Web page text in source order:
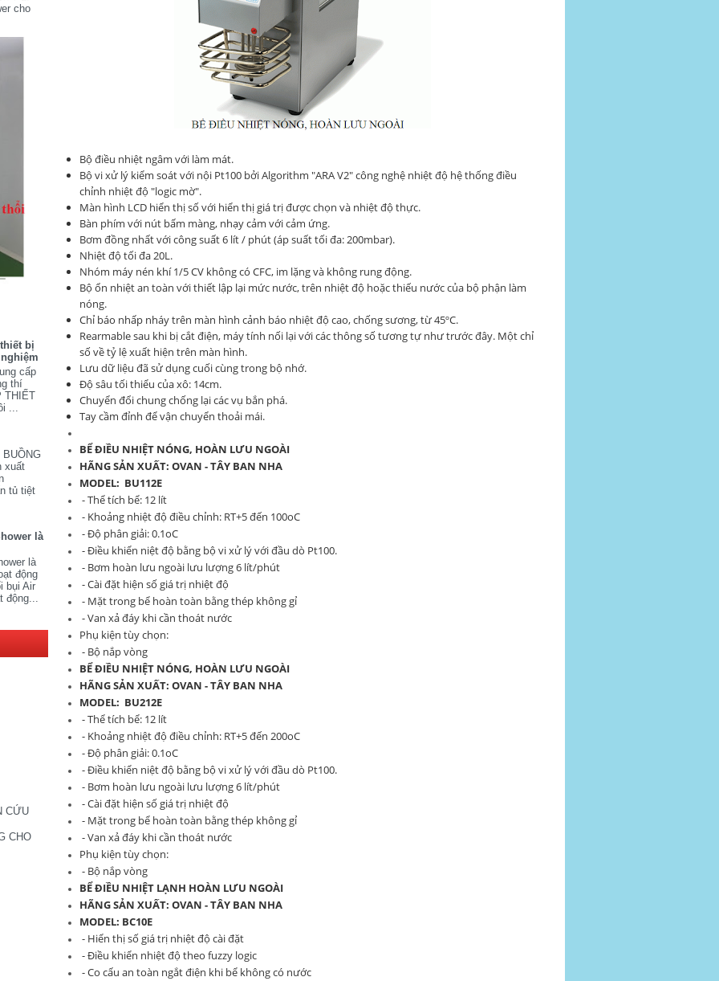
cho
bị
cấp
thí
THIẾT
...
BUỒNG
xuất
tủ tiệt
là
là
động
bụi Air
động...
CỨU
CHO
Bộ điều nhiệt ngâm với làm mát.
Bộ vi xử lý kiểm soát với nội Pt100 bởi Algorithm "ARA V2" công nghệ nhiệt độ hệ thống điều
chỉnh nhiệt độ "logic mờ".
Màn hình LCD hiển thị số với hiển thị giá trị được chọn và nhiệt độ thực.
Bàn phím với nút bấm màng, nhạy cảm với cảm ứng.
Bơm đồng nhất với công suất 6 lít / phút (áp suất tối đa: 200mbar).
Nhiệt độ tối đa 20L.
Nhóm máy nén khí 1/5 CV không có CFC, im lặng và không rung động.
Bộ ổn nhiệt an toàn với thiết lập lại mức nước, trên nhiệt độ hoặc thiếu nước của bộ phận làm
nóng.
Chỉ báo nhấp nháy trên màn hình cảnh báo nhiệt độ cao, chống sương, từ 45ºC.
Rearmable sau khi bị cắt điện, máy tính nối lại với các thông số tương tự như trước đây. Một chỉ
số về tỷ lệ xuất hiện trên màn hình.
Lưu dữ liệu đã sử dụng cuối cùng trong bộ nhớ.
Độ sâu tối thiểu của xô: 14cm.
Chuyển đổi chung chống lại các vụ bắn phá.
Tay cầm đỉnh để vận chuyển thoải mái.
BỂ ĐIỀU NHIỆT NÓNG, HOÀN LƯU NGOÀI
HÃNG SẢN XUẤT: OVAN - TÂY BAN NHA
MODEL: BU112E
- Thể tích bể: 12 lít
- Khoảng nhiệt độ điều chỉnh: RT+5 đến 100oC
- Độ phân giải: 0.1oC
- Điều khiển niệt độ bằng bộ vi xử lý với đầu dò Pt100.
- Bơm hoàn lưu ngoài lưu lượng 6 lít/phút
- Cài đặt hiện số giá trị nhiệt độ
- Mặt trong bể hoàn toàn bằng thép không gỉ
- Van xả đáy khi cần thoát nước
Phụ kiện tùy chọn:
- Bộ nắp vòng
BỂ ĐIỀU NHIỆT NÓNG, HOÀN LƯU NGOÀI
HÃNG SẢN XUẤT: OVAN - TÂY BAN NHA
MODEL: BU212E
- Thể tích bể: 12 lít
- Khoảng nhiệt độ điều chỉnh: RT+5 đến 200oC
- Độ phân giải: 0.1oC
- Điều khiển niệt độ bằng bộ vi xử lý với đầu dò Pt100.
- Bơm hoàn lưu ngoài lưu lượng 6 lít/phút
- Cài đặt hiện số giá trị nhiệt độ
- Mặt trong bể hoàn toàn bằng thép không gỉ
- Van xả đáy khi cần thoát nước
Phụ kiện tùy chọn:
- Bộ nắp vòng
BỂ ĐIỀU NHIỆT LẠNH HOÀN LƯU NGOÀI
HÃNG SẢN XUẤT: OVAN - TÂY BAN NHA
MODEL: BC10E
- Hiển thị số giá trị nhiệt độ cài đặt
- Điều khiển nhiệt độ theo fuzzy logic
- Co cấu an toàn ngắt điện khi bể không có nước